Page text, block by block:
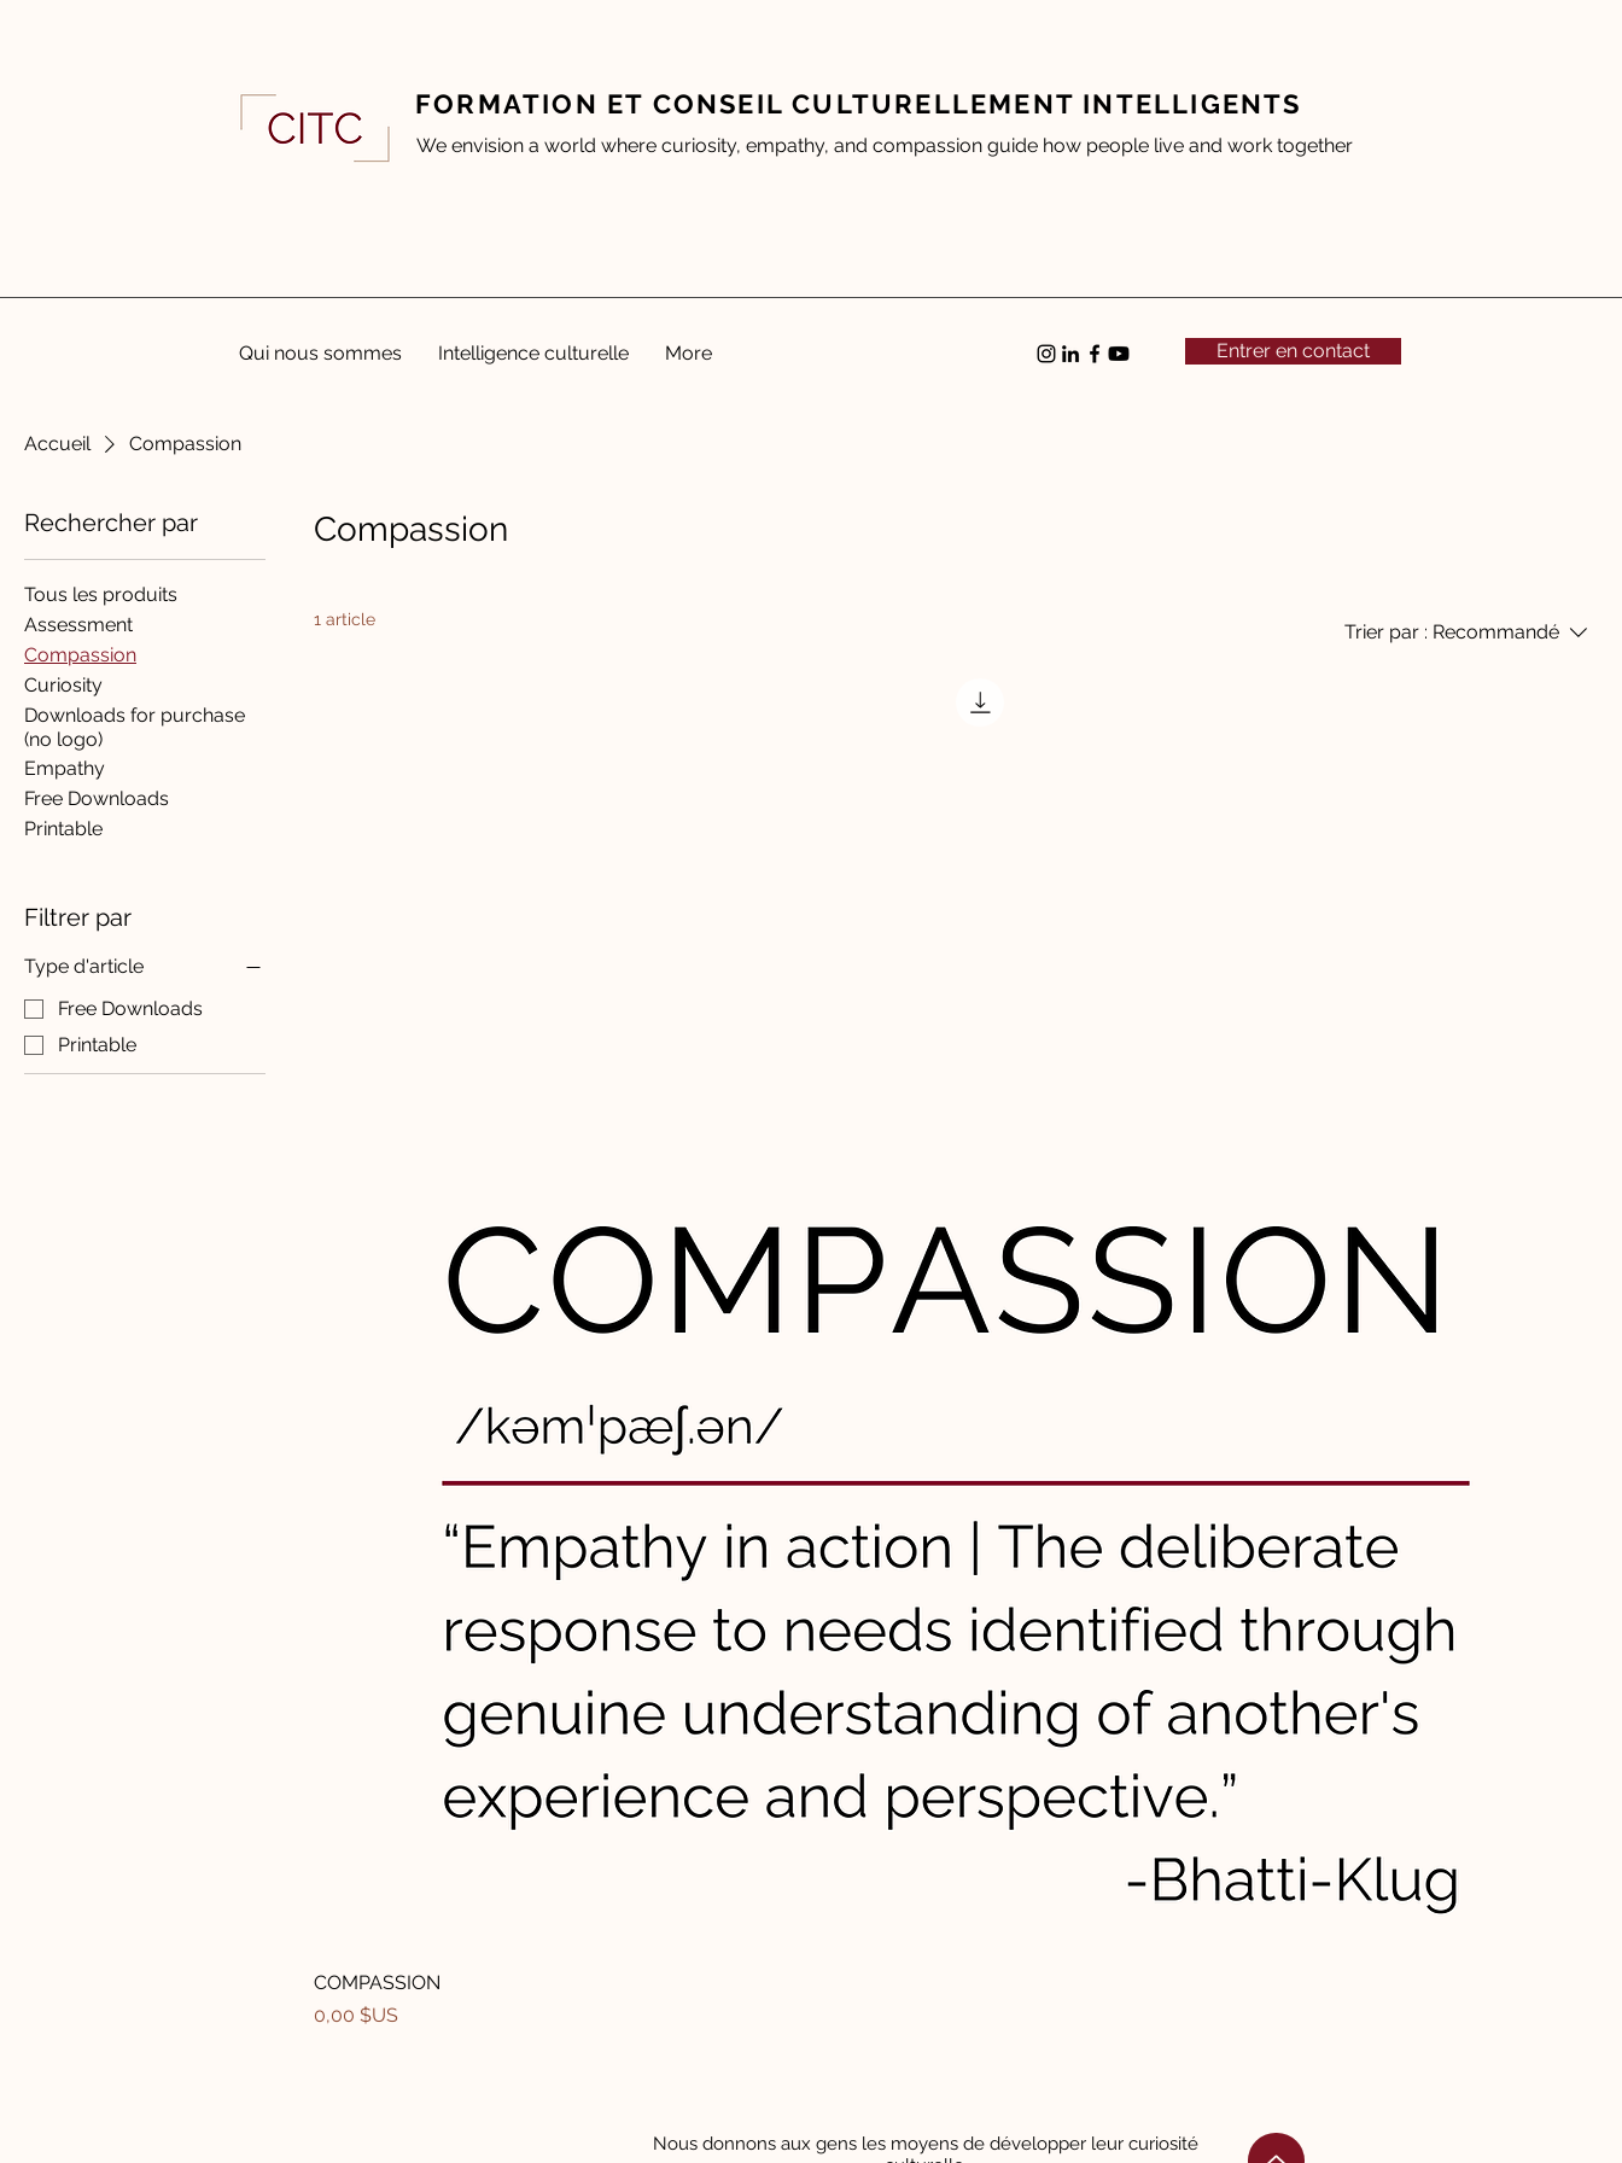
FORMATION ET CONSEIL CULTURELLEMENT INTELLIGENTS
We envision a world where curiosity, empathy, and compassion guide how people live and work together
Qui nous sommes Intelligence culturelle More Entrer en contact
Accueil Compassion
Rechercher par
Tous les produits
Assessment
Compassion
Curiosity
Downloads for purchase
(no logo)
Empathy
Free Downloads
Printable
Filtrer par
Type d'article
Free Downloads
Printable
Compassion
1 article
Trier par : Recommandé
COMPASSION
Prix
0,00 $US
Nous donnons aux gens les moyens de développer leur curiosité